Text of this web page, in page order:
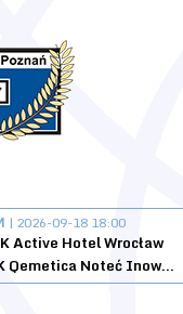
| 2026-09-18 18:00
Active Hotel Wrocław
KSK Qemetica Noteć Inowrocław